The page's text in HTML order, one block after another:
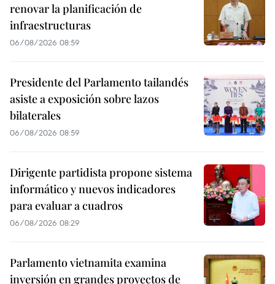
renovar la planificación de
infraestructuras
06/08/2026 08:59
Presidente del Parlamento tailandés
asiste a exposición sobre lazos
bilaterales
06/08/2026 08:59
Dirigente partidista propone sistema
informático y nuevos indicadores
para evaluar a cuadros
06/08/2026 08:29
Parlamento vietnamita examina
inversión en grandes proyectos de